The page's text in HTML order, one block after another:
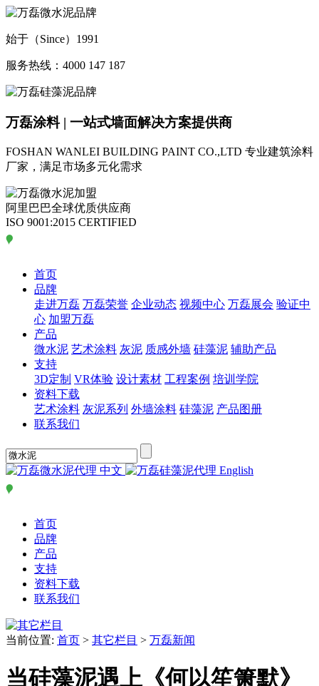
始于（Since）1991
服务热线：4000 147 187
万磊涂料 | 一站式墙面解决方案提供商
FOSHAN WANLEI BUILDING PAINT CO.,LTD 专业建筑涂料
厂家，满足市场多元化需求
阿里巴巴全球优质供应商
ISO 9001:2015 CERTIFIED
首页
品牌
走进万磊 万磊荣誉 企业动态 视频中心 万磊展会 验证中
心 加盟万磊
产品
微水泥 艺术涂料 灰泥 质感外墙 硅藻泥 辅助产品
支持
3D定制 VR体验 设计素材 工程案例 培训学院
资料下载
艺术涂料 灰泥系列 外墙涂料 硅藻泥 产品图册
联系我们
中文 English
首页
品牌
产品
支持
资料下载
联系我们
当前位置: 首页 > 其它栏目 > 万磊新闻
当硅藻泥遇上《何以笙箫默》